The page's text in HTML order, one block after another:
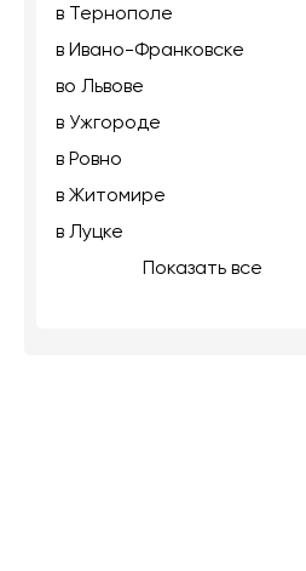
в Тернополе
в Ивано-Франковске
во Львове
в Ужгороде
в Ровно
в Житомире
в Луцке
Показать все